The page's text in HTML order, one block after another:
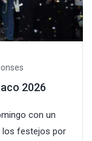
2026
con un
los festejos por